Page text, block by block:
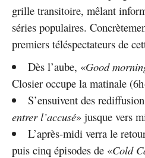
grille transitoire, mêlant
séries populaires.
premiers téléspectateurs de
Dès l’aube, «Good
Closier occupe la matinale
S’ensuivent des
entrer l’accusé» jusque vers
L’après-midi verra le
puis cinq épisodes de «Cold